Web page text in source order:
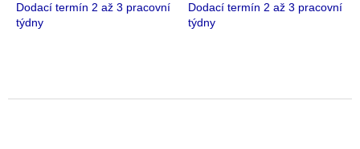
kartáčový motor
Dodací termín 2 až 3 pracovní
týdny
Stejnosměrný motor
Dodací termín 2 až 3 pracovní
týdny